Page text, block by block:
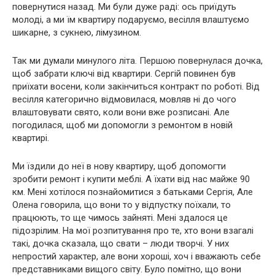
повернутися назад. Ми були дуже раді: ось приїдуть
молоді, а ми їм квартиру подаруємо, весілля влаштуємо
шикарне, з сукнею, лімузином.
Так ми думали минулого літа. Першою повернулася дочка,
щоб забрати ключі від квартири. Сергій повинен був
приїхати восени, коли закінчиться контракт по роботі. Від
весілля категорично відмовилася, мовляв ні до чого
влаштовувати свято, коли вони вже розписані. Але
погодилася, щоб ми допомогли з ремонтом в новій
квартирі.
Ми їздили до неї в нову квартиру, щоб допомогти
зробити ремонт і купити меблі. А їхати від нас майже 90
км. Мені хотілося познайомитися з батьками Сергія, Але
Олена говорила, що вони то у відпустку поїхали, то
працюють, то ще чимось зайняті. Мені здалося це
підозрілим. На мої розпитування про те, хто вони взагалі
такі, дочка сказала, що свати – люди творчі. У них
непростий характер, але вони хороші, хоч і вважають себе
представниками вищого світу. Було помітно, що вони